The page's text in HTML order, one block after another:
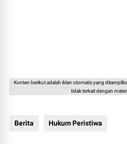
Konten berikut adalah iklan otomatis yang
tidak terkait dengan
Berita Hukum Peristiwa